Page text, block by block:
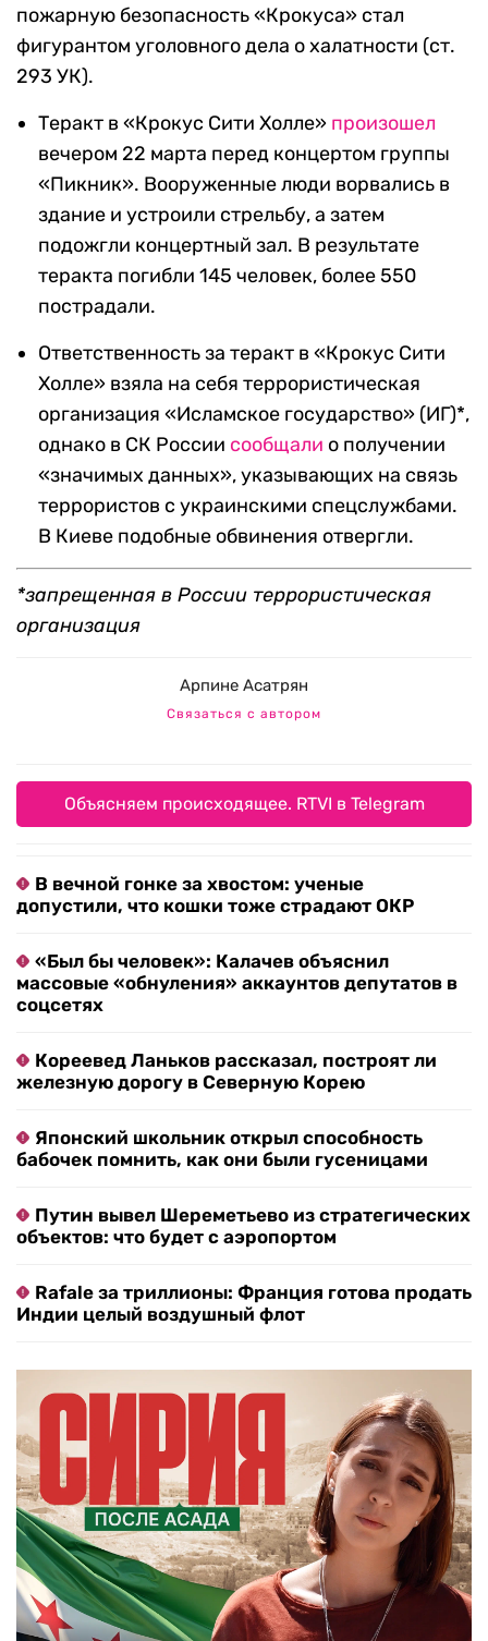
пожарную безопасность «Крокуса» стал
фигурантом уголовного дела о халатности (ст.
293 УК).
Теракт в «Крокус Сити Холле» произошел
вечером 22 марта перед концертом группы
«Пикник». Вооруженные люди ворвались в
здание и устроили стрельбу, а затем
подожгли концертный зал. В результате
теракта погибли 145 человек, более 550
пострадали.
Ответственность за теракт в «Крокус Сити
Холле» взяла на себя террористическая
организация «Исламское государство» (ИГ)*,
однако в СК России сообщали о получении
«значимых данных», указывающих на связь
террористов с украинскими спецслужбами.
В Киеве подобные обвинения отвергли.
*запрещенная в России террористическая
организация
Арпине Асатрян
Связаться с автором
Объясняем происходящее. RTVI в Telegram
В вечной гонке за хвостом: ученые
допустили, что кошки тоже страдают ОКР
«Был бы человек»: Калачев объяснил
массовые «обнуления» аккаунтов депутатов в
соцсетях
Кореевед Ланьков рассказал, построят ли
железную дорогу в Северную Корею
Японский школьник открыл способность
бабочек помнить, как они были гусеницами
Путин вывел Шереметьево из стратегических
объектов: что будет с аэропортом
Rafale за триллионы: Франция готова продать
Индии целый воздушный флот